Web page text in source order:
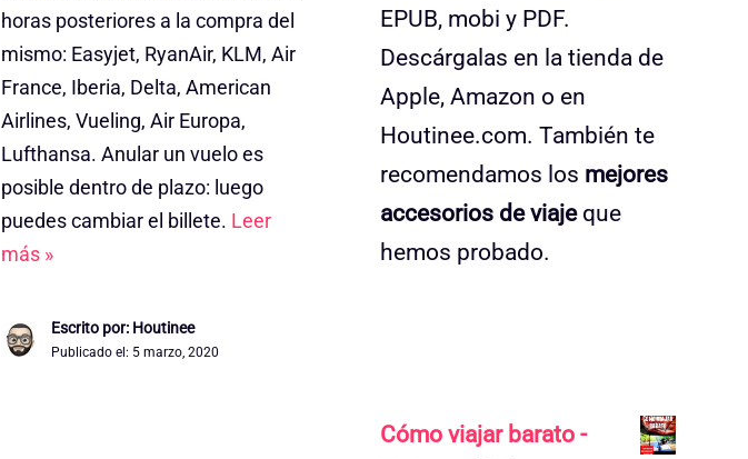
horas posteriores a la compra del
mismo: Easyjet, RyanAir, KLM, Air
France, Iberia, Delta, American
Airlines, Vueling, Air Europa,
Lufthansa. Anular un vuelo es
posible dentro de plazo: luego
puedes cambiar el billete. Leer
más »
Escrito por: Houtinee
Publicado el: 5 marzo, 2020
EPUB, mobi y PDF.
Descárgalas en la tienda de
Apple, Amazon o en
Houtinee.com. También te
recomendamos los mejores
accesorios de viajeque
hemos probado.
Cómo viajar barato -